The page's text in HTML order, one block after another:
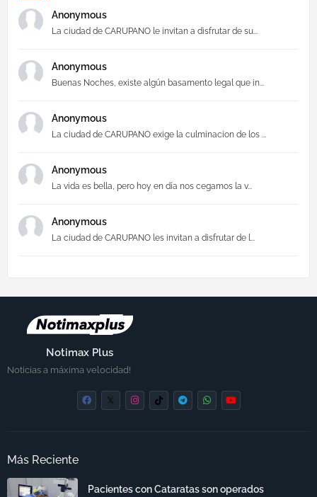
Anonymous
La ciudad de CARUPANO le invitan a disfrutar de su...
Anonymous
Buenas Noches, existe algún basamento legal que in...
Anonymous
La ciudad de CARUPANO exige la culminacion de los ...
Anonymous
La vida es bella, pero hoy en día nos cegamos la v...
Anonymous
La ciudad de CARUPANO les invitan a disfrutar de l...
Notimax Plus
Noticias a máxima velocidad!
Más Reciente
Pacientes con Cataratas son operados